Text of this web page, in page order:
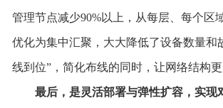
管理节点减少90%以上，从每层、每个区
优化为集中汇聚，大大降低了设备数量和
线到位”，简化布线的同时，让网络结构更
最后，是灵活部署与弹性扩容，实现